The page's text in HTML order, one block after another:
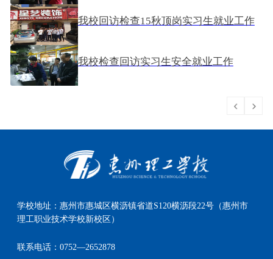
2017-11-09
我校回访检查15秋顶岗实习生就业工作
2017-07-15
我校检查回访实习生安全就业工作
学校地址：惠州市惠城区横沥镇省道S120横沥段22号（惠州市
理工职业技术学校新校区）
联系电话：0752—2652878